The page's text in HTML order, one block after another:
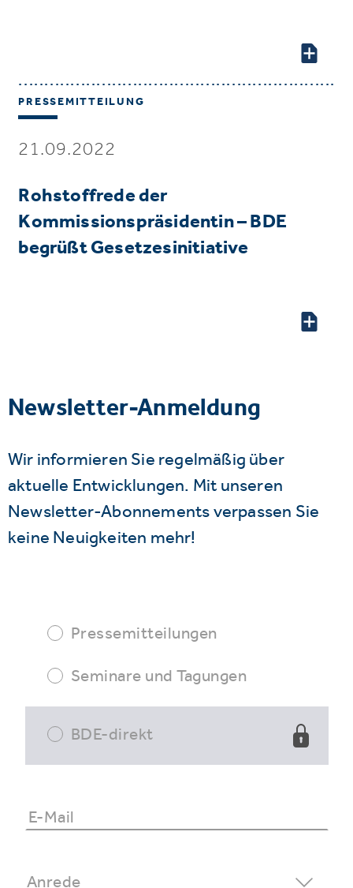
PRESSEMITTEILUNG
21.09.2022
Rohstoffrede der
Kommissionspräsidentin – BDE
begrüßt Gesetzesinitiative
Newsletter-Anmeldung
Wir informieren Sie regelmäßig über
aktuelle Entwicklungen. Mit unseren
Newsletter-Abonnements verpassen Sie
keine Neuigkeiten mehr!
Pressemitteilungen
Seminare und Tagungen
BDE-direkt